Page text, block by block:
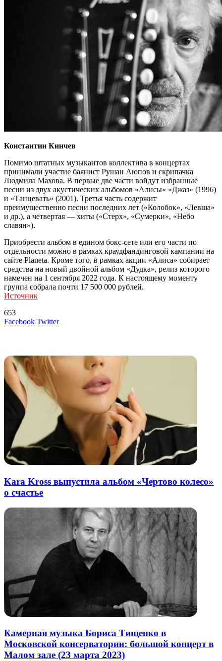
Константин Кинчев
Помимо штатных музыкантов коллектива в концертах
принимали участие баянист Рушан Аюпов и скрипачка
Людмила Махова. В первые две части войдут избранные
песни из двух акустических альбомов «Алисы» «Джаз» (1996)
и «Танцевать» (2001). Третья часть содержит
преимущественно песни последних лет («Колобок», «Левша»
и др.), а четвертая — хиты («Стерх», «Сумерки», «Небо
славян»).
Приобрести альбом в едином бокс-сете или его части по
отдельности можно в рамках краудфандинговой кампании на
сайте Planeta. Кроме того, в рамках акции «Алиса» собирает
средства на новый двойной альбом «Дудка», релиз которого
намечен на 1 сентября 2022 года. К настоящему моменту
группа собрала почти 17 500 000 рублей.
Источник
653
Facebook TwitterLinkedIn
Tumblr
Reddit
Вконтакте
Одноклассники
Skype
Messenger
Messenger
WhatsApp
Telegram
Viber
Line
Поделиться
Печатать
Kara Kross выпустила альбом «Чертово колесо»
о счастье
Камерная музыка Бориса Тищенко в
Московской консерватории: большой концерт в
Малом зале (23 марта 2023)